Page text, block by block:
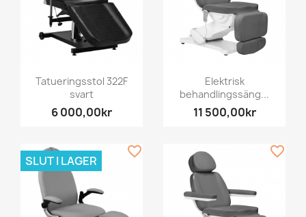
Tatueringsstol 322F
svart
6 000,00kr
Elektrisk
behandlingssäng...
11 500,00kr
SLUT I LAGER
favorite_border favorite_border